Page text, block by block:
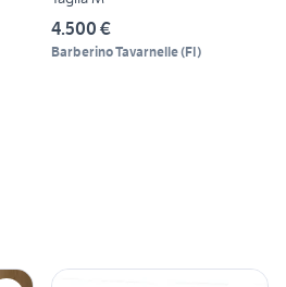
4.500 €
Barberino Tavarnelle(FI)